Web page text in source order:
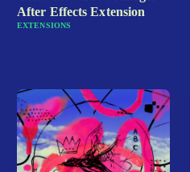
After Effects Extension
EXTENSIONS